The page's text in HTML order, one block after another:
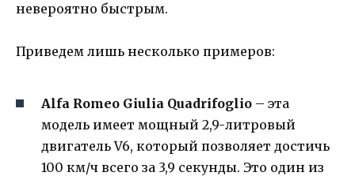
невероятно быстрым.
Приведем лишь несколько примеров:
Alfa Romeo Giulia Quadrifoglio – эта
модель имеет мощный 2,9-литровый
двигатель V6, который позволяет достичь
100 км/ч всего за 3,9 секунды. Это один из